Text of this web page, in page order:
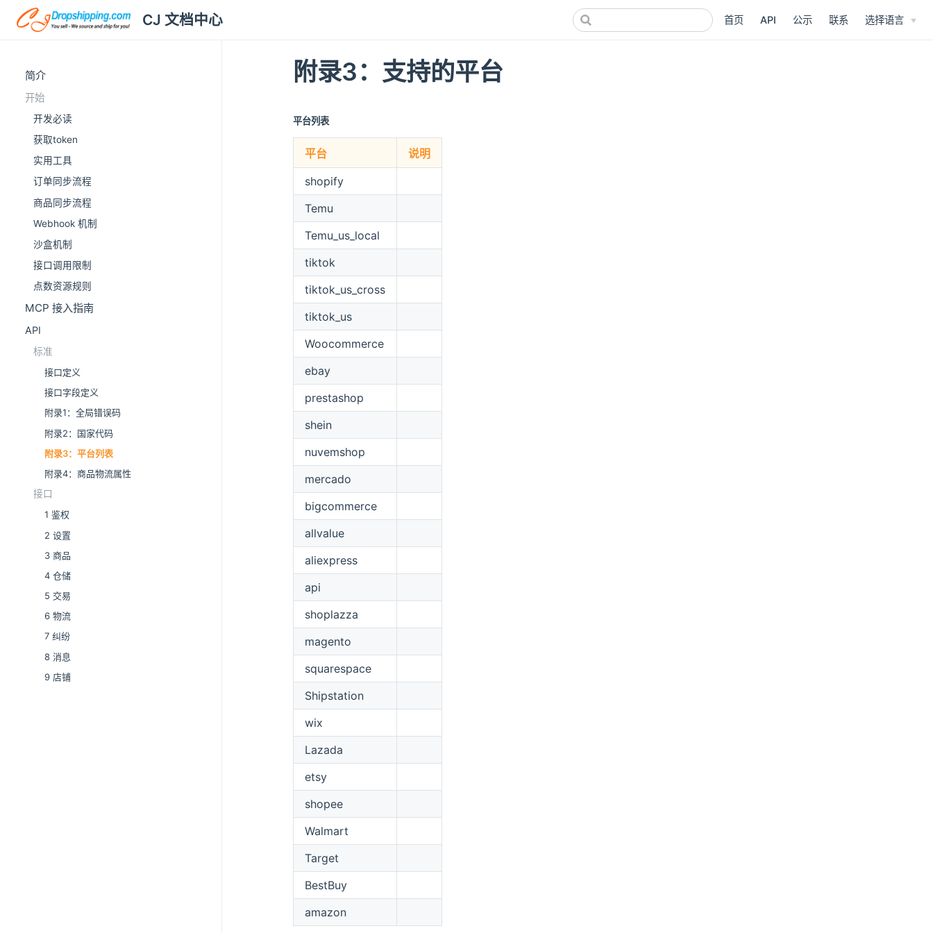
CJ 文档中心 首页 API 公示 联系 选择语言
简介
开始
开发必读
获取token
实用工具
订单同步流程
商品同步流程
Webhook 机制
沙盒机制
接口调用限制
点数资源规则
MCP 接入指南
API
标准
接口定义
接口字段定义
附录1：全局错误码
附录2：国家代码
附录3：平台列表
附录4：商品物流属性
接口
1 鉴权
2 设置
3 商品
4 仓储
5 交易
6 物流
7 纠纷
8 消息
9 店铺
附录3：支持的平台
平台列表
平台
说明
shopify
Temu
Temu_us_local
tiktok
tiktok_us_cross
tiktok_us
Woocommerce
ebay
prestashop
shein
nuvemshop
mercado
bigcommerce
allvalue
aliexpress
api
shoplazza
magento
squarespace
Shipstation
wix
Lazada
etsy
shopee
Walmart
Target
BestBuy
amazon